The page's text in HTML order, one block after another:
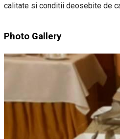
calitate si conditii deosebite de
Photo Gallery